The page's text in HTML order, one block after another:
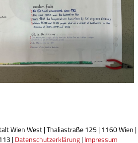
Wien West | Thaliastraße 125 | 1160 Wien |
| Datenschutzerklärung| Impressum